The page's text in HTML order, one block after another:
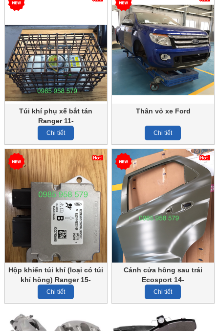
Túi khí phụ xế bắt tán
Ranger 11-
Chi tiết
Thân vỏ xe Ford
Chi tiết
Hộp khiển túi khí (loại có túi
khí hông) Ranger 15-
Chi tiết
Cánh cửa hông sau trái
Ecosport 14-
Chi tiết
Mã số: [code]